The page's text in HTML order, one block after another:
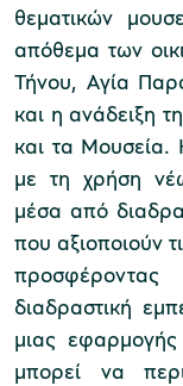
Μουσείο
Μουσείο
Μουσείο
θεματικών
απόθεμα των
Τήνου, Αγία
και η ανάδειξη
και τα Μουσεία.
με τη χρήση
μέσα από
που αξιοποιούν
προσφέροντας
διαδραστική
μιας
μπορεί να